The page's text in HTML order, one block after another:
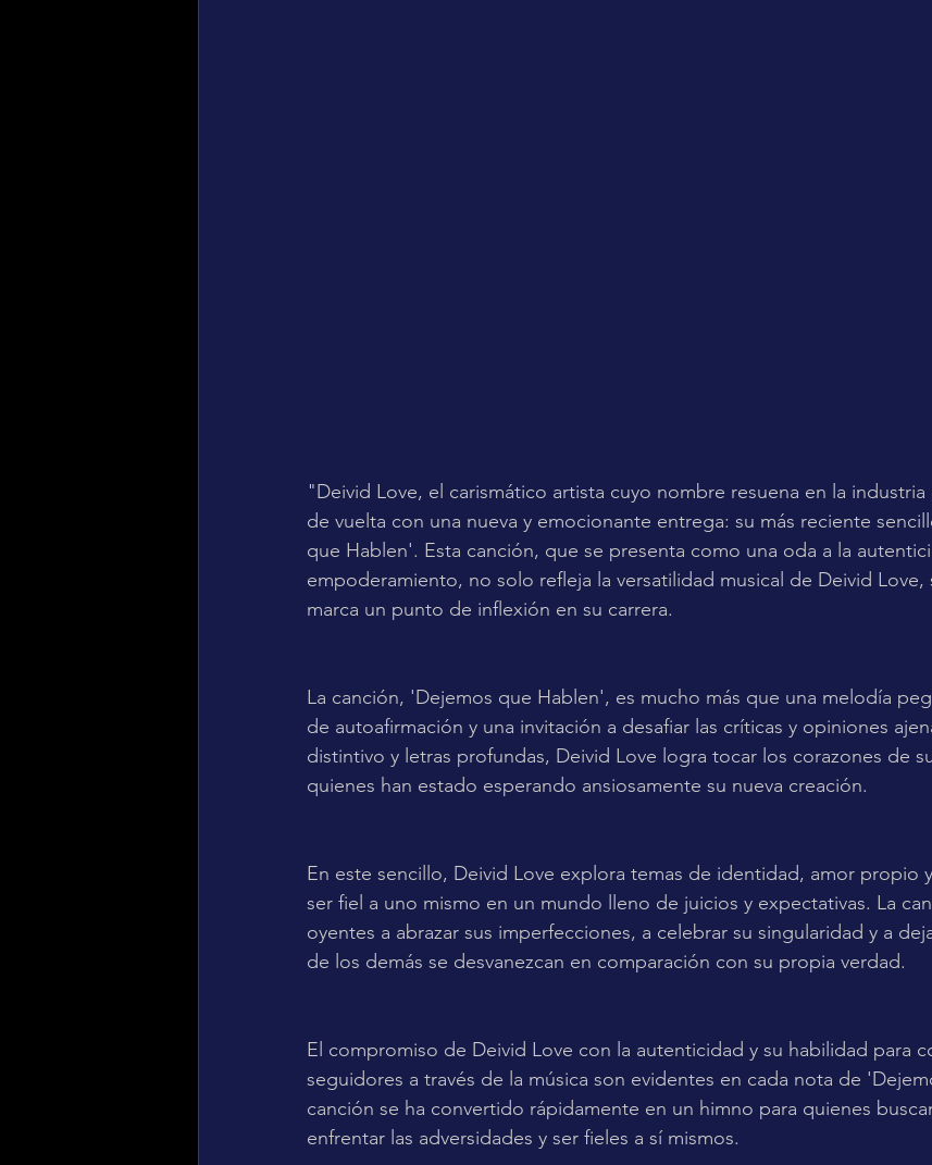
"Deivid Love, el carismático artista cuyo nombre resuena en la industria
de vuelta con una nueva y emocionante entrega: su más reciente
que Hablen'. Esta canción, que se presenta como una oda a la
empoderamiento, no solo refleja la versatilidad musical de Deivid
marca un punto de inflexión en su carrera.
La canción, 'Dejemos que Hablen', es mucho más que una melodía
de autoafirmación y una invitación a desafiar las críticas y opiniones
distintivo y letras profundas, Deivid Love logra tocar los corazones de
quienes han estado esperando ansiosamente su nueva creación.
En este sencillo, Deivid Love explora temas de identidad, amor propio
ser fiel a uno mismo en un mundo lleno de juicios y expectativas. La
oyentes a abrazar sus imperfecciones, a celebrar su singularidad y a
de los demás se desvanezcan en comparación con su propia verdad.
El compromiso de Deivid Love con la autenticidad y su habilidad para
seguidores a través de la música son evidentes en cada nota de
canción se ha convertido rápidamente en un himno para quienes
enfrentar las adversidades y ser fieles a sí mismos.